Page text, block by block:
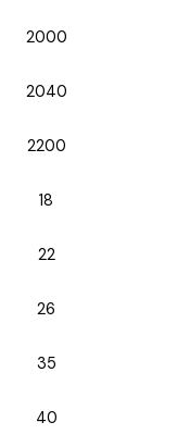
2000
2040
2200
18
22
26
35
40